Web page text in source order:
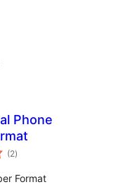
Phone
(2avaliações
totais
)
Format